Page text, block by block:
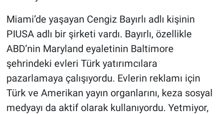
Miami’de yaşayan Cengiz Bayırlı adlı kişinin
PIUSA adlı bir şirketi vardı. Bayırlı, özellikle
ABD’nin Maryland eyaletinin Baltimore
şehrindeki evleri Türk yatırımcılara
pazarlamaya çalışıyordu. Evlerin reklamı için
Türk ve Amerikan yayın organlarını, keza sosyal
medyayı da aktif olarak kullanıyordu. Yetmiyor,